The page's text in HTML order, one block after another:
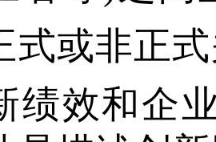
式或非正
绩效和企